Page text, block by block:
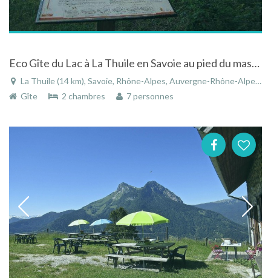
Eco Gîte du Lac à La Thuile en Savoie au pied du massif de la Sauge
La Thuile (14 km), Savoie, Rhône-Alpes, Auvergne-Rhône-Alpes, France
Gîte
2 chambres 7 personnes